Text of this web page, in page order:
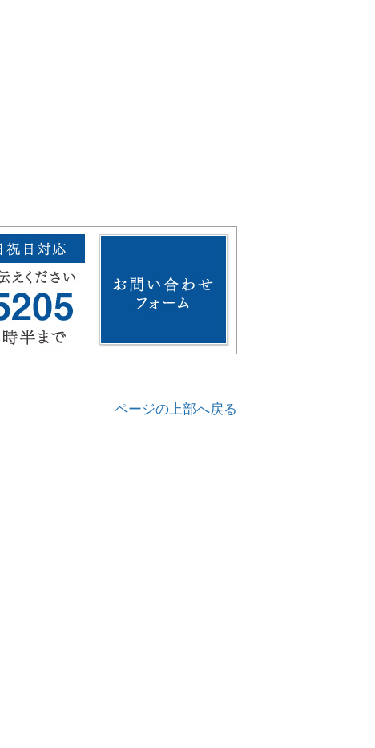
ページの上部へ戻る